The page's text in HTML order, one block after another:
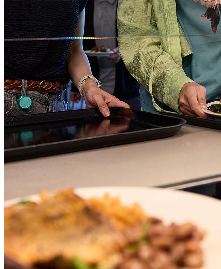
企業価値280億ドルで上場
企業価値280億ドルでナスダック（ティッカー: APP）
に上場。
2023
Eコマース分野で試験運用を開始
2024